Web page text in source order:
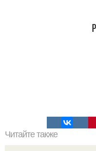
Читайте также